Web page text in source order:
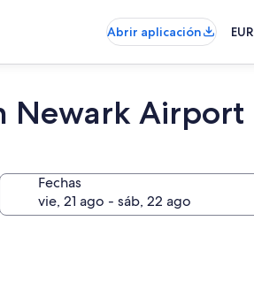
Abrir aplicación EUR
Newark Airport
Fechas